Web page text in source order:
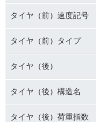
1993年 GOLD WIN
G SE・カラーチェン
タイヤ（前）速度記号
タイヤ（前）タイプ
タイヤ（後）
タイヤ（後）構造名
タイヤ（後）荷重指数